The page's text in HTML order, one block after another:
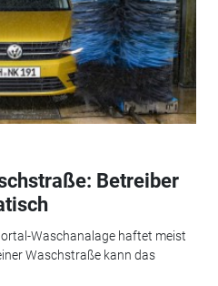
Betreiber
Waschanalage haftet meist
Waschstraße kann das